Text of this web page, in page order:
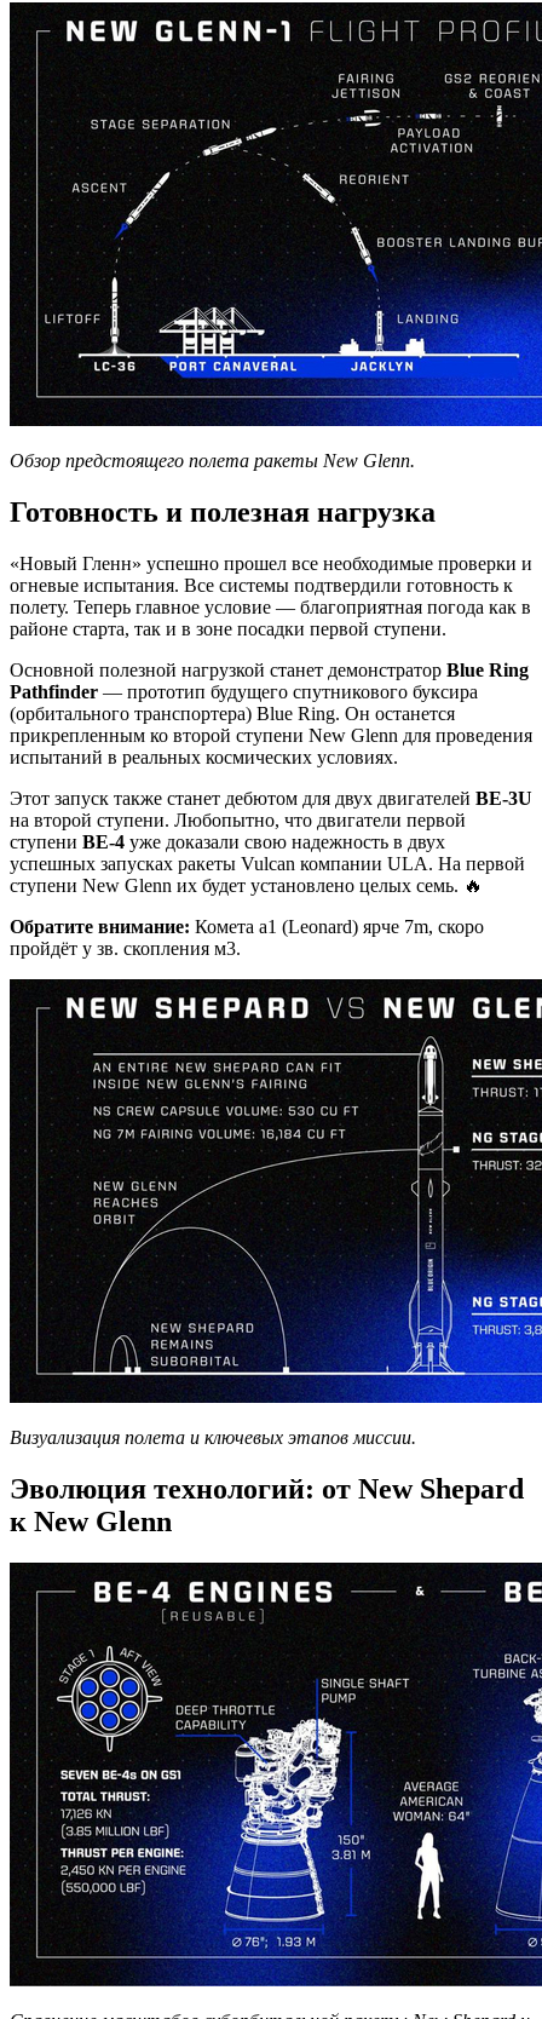
Обзор предстоящего полета ракеты New Glenn.
Готовность и полезная нагрузка
«Новый Гленн» успешно прошел все необходимые проверки и
огневые испытания. Все системы подтвердили готовность к
полету. Теперь главное условие — благоприятная погода как в
районе старта, так и в зоне посадки первой ступени.
Основной полезной нагрузкой станет демонстратор Blue Ring
Pathfinder — прототип будущего спутникового буксира
(орбитального транспортера) Blue Ring. Он останется
прикрепленным ко второй ступени New Glenn для проведения
испытаний в реальных космических условиях.
Этот запуск также станет дебютом для двух двигателей BE-3U
на второй ступени. Любопытно, что двигатели первой
ступени BE-4 уже доказали свою надежность в двух
успешных запусках ракеты Vulcan компании ULA. На первой
ступени New Glenn их будет установлено целых семь. 🔥
Обратите внимание: Комета a1 (Leonard) ярче 7m, скоро
пройдёт у зв. скопления м3.
Визуализация полета и ключевых этапов миссии.
Эволюция технологий: от New Shepard
к New Glenn